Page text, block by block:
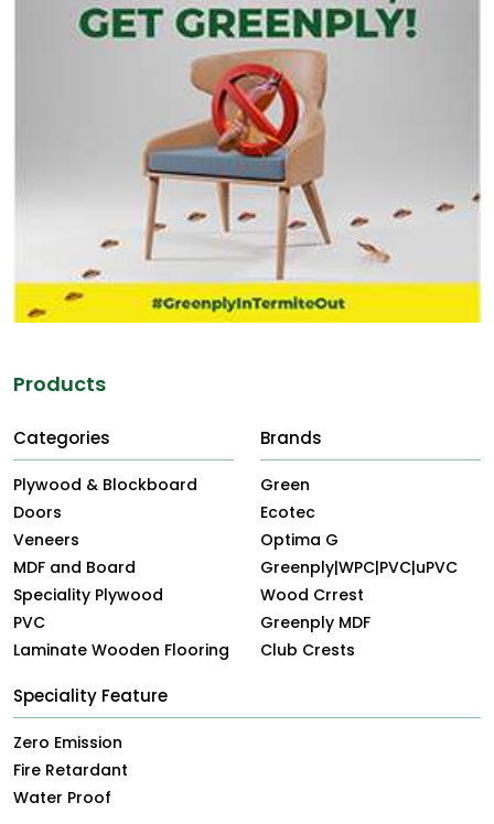
Products
Categories
Plywood & Blockboard
Doors
Veneers
MDF and Board
Speciality Plywood
PVC
Laminate Wooden Flooring
Brands
Green
Ecotec
Optima G
Greenply|WPC|PVC|uPVC
Wood Crrest
Greenply MDF
Club Crests
Speciality Feature
Zero Emission
Fire Retardant
Water Proof